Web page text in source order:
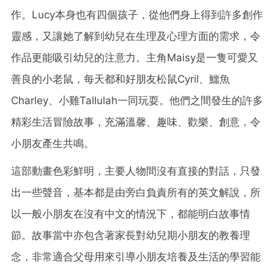
作。Lucy本身也有四個孩子，從他們身上得到許多創作
靈感，又讓她了解到幼兒在生理及心理方面的需求，令
作品更能吸引幼兒的注意力。 主角Maisy是一隻可愛又
善良的小老鼠，每天都和好朋友松鼠Cyril、鱷魚
Charley、小雞Tallulah一同玩耍。他們之間發生的許多
精彩生活冒險故事，充滿溫馨、趣味、歡樂、創意，令
小朋友產生共鳴。
這部動畫色彩鮮明，主要人物間沒有直接的對話，只發
出一些聲音，基本都是由旁白負責所有的英文解說，所
以一般小朋友在沒有中文的情況下，都能明白故事情
節。故事當中亦包含著家長對幼兒期小朋友的教養理
念，非常適合父母用來引導小朋友培養及生活的學習能